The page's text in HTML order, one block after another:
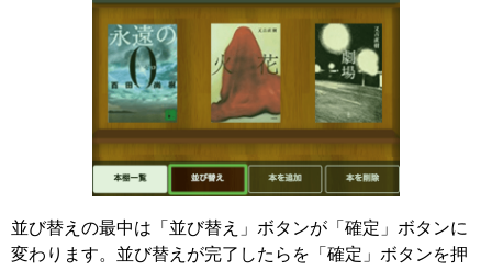
並び替えの最中は「並び替え」ボタンが「確定」ボタンに
変わります。並び替えが完了したらを「確定」ボタンを押